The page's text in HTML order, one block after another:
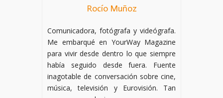
Rocío Muñoz
Comunicadora, fotógrafa y videógrafa.
Me embarqué en YourWay Magazine
para vivir desde dentro lo que siempre
había seguido desde fuera. Fuente
inagotable de conversación sobre cine,
música, televisión y Eurovisión. Tan